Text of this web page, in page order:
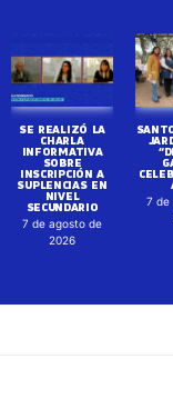
SE REALIZÓ LA
CHARLA
INFORMATIVA
SOBRE
INSCRIPCIÓN A
SUPLENCIAS EN
NIVEL
SECUNDARIO
7 de agosto de
2026
7 de